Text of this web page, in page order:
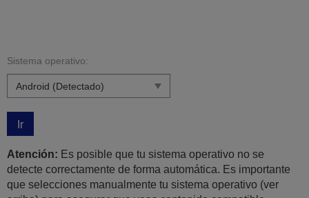
Sistema operativo:
Ir
Atención: Es posible que tu sistema operativo no se
detecte correctamente de forma automática. Es importante
que selecciones manualmente tu sistema operativo (ver